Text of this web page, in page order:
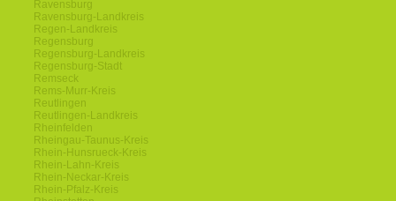
Ravensburg
Ravensburg-Landkreis
Regen-Landkreis
Regensburg
Regensburg-Landkreis
Regensburg-Stadt
Remseck
Rems-Murr-Kreis
Reutlingen
Reutlingen-Landkreis
Rheinfelden
Rheingau-Taunus-Kreis
Rhein-Hunsrueck-Kreis
Rhein-Lahn-Kreis
Rhein-Neckar-Kreis
Rhein-Pfalz-Kreis